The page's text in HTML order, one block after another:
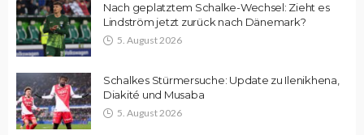
Nach geplatztem Schalke-Wechsel: Zieht es
Lindström jetzt zurück nach Dänemark?
5. August 2026
Schalkes Stürmersuche: Update zu Ilenikhena,
Diakité und Musaba
5. August 2026